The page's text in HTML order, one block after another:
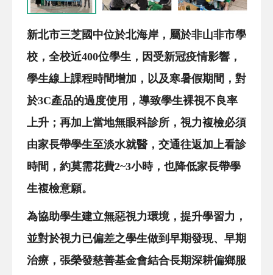
新北市三芝國中位於北海岸，屬於非山非市學
校，全校近400位學生，因受新冠疫情影響，
學生線上課程時間增加，以及寒暑假期間，對
於3C產品的過度使用，導致學生裸視不良率
上升；再加上當地無眼科診所，視力複檢必須
由家長帶學生至淡水就醫，交通往返加上看診
時間，約莫需花費2~3小時，也降低家長帶學
生複檢意願。
為協助學生建立無惡視力環境，提升學習力，
並對於視力已偏差之學生做到早期發現、早期
治療，張榮發慈善基金會結合長期深耕偏鄉服